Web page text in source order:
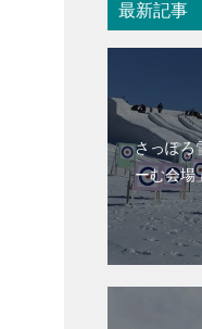
最新記事
さっぽろ
ーむ会場